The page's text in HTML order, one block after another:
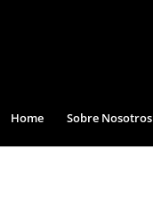
Home Sobre Nosotros